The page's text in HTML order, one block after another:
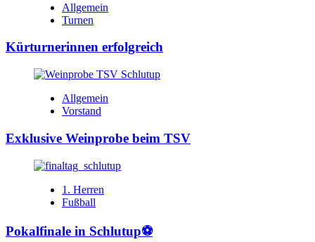
Allgemein
Turnen
Kürturnerinnen erfolgreich
Allgemein
Vorstand
Exklusive Weinprobe beim TSV
1. Herren
Fußball
Pokalfinale in Schlutup⚽️